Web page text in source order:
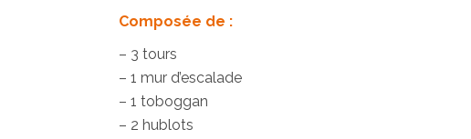
Composée de :
– 3 tours
– 1 mur d’escalade
– 1 toboggan
– 2 hublots